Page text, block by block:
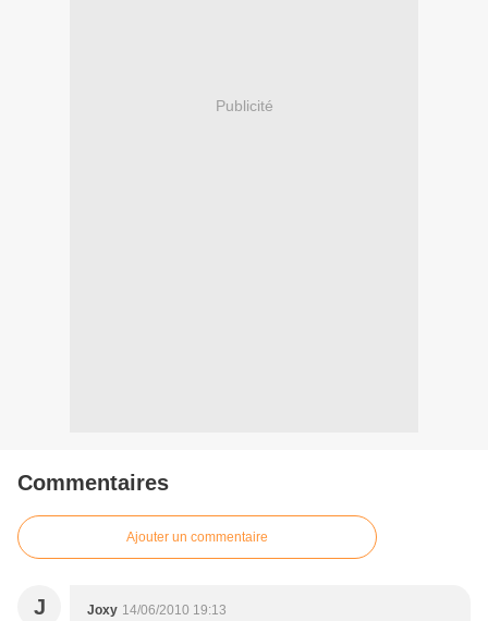
Publicité
Commentaires
Ajouter un commentaire
J Joxy 14/06/2010 19:13